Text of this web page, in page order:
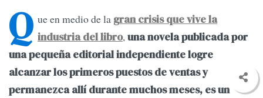
Q ue en medio de la gran crisis que vive la
industria del libro,una novela publicada por
una pequeña editorial independientelogre
alcanzar los primeros puestos de ventas y
permanezca allí durante muchos meses, es un